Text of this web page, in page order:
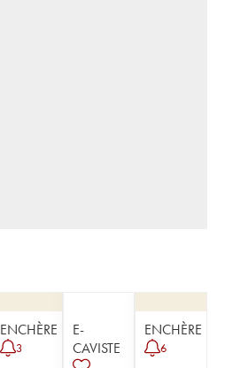
ENCHÈRE
3
E-
CAVISTE
ENCHÈRE
6